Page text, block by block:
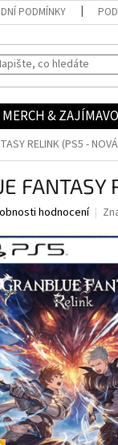
PODMÍNKY
MERCH &
RELINK (PS5 -
FANTASY
hodnocení